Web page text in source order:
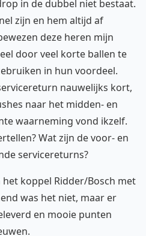
in de dubbel niet bestaat.
zijn en hem altijd af
deze heren mijn
door veel korte ballen te
in hun voordeel.
nauwelijks kort,
naar het midden- en
waarneming vond ikzelf.
Wat zijn de voor- en
servicereturns?
koppel Ridder/Bosch met
was het niet, maar er
en mooie punten